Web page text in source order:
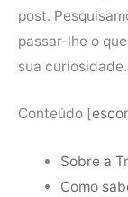
post.
passar-lhe o
sua
Conteúdo [
Sobre a
Como